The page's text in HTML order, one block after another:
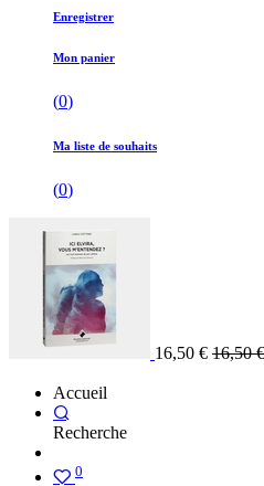
Enregistrer
Mon panier
(0)
Ma liste de souhaits
(0)
16,50 € 16,50€
Accueil
Recherche
0